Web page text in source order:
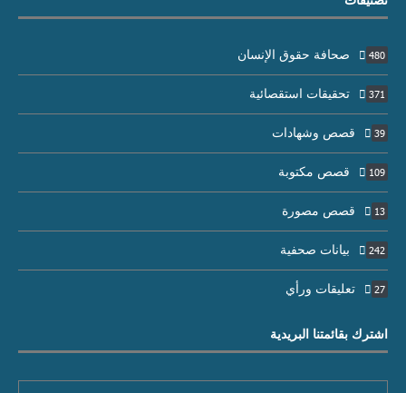
صحافة حقوق الإنسان 480
تحقيقات استقصائية 371
قصص وشهادات 39
قصص مكتوبة 109
قصص مصورة 13
بيانات صحفية 242
تعليقات ورأي 27
اشترك بقائمتنا البريدية